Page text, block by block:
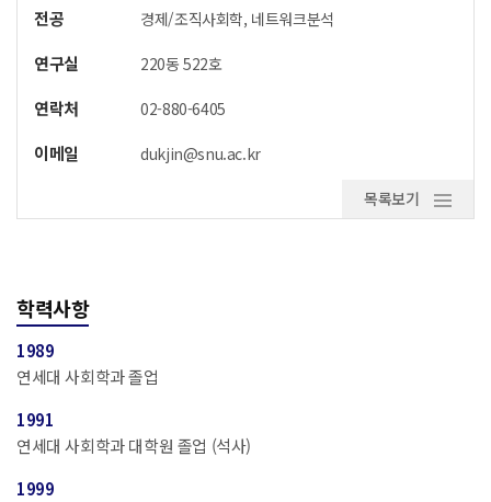
전공 경제/조직사회학, 네트워크분석
연구실 220동 522호
연락처 02-880-6405
이메일 dukjin@snu.ac.kr
목록보기
학력사항
1989
연세대 사회학과 졸업
1991
연세대 사회학과 대학원 졸업 (석사)
1999